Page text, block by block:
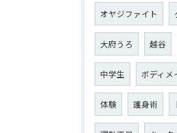
オヤジファイト
大府うろ 越谷
中学生 ボディメ
体験 護身術